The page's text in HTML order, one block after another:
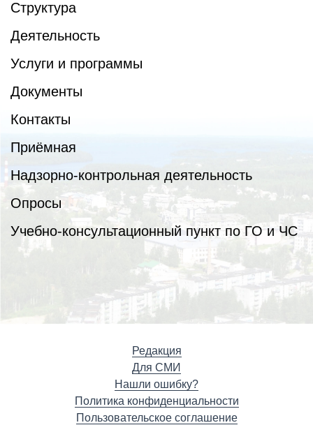
Структура
Деятельность
Услуги и программы
Документы
Контакты
Приёмная
Надзорно-контрольная деятельность
Опросы
Учебно-консультационный пункт по ГО и ЧС
Редакция
Для СМИ
Нашли ошибку?
Политика конфиденциальности
Пользовательское соглашение